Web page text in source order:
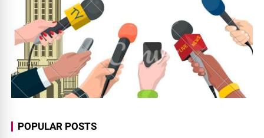
POPULAR POSTS